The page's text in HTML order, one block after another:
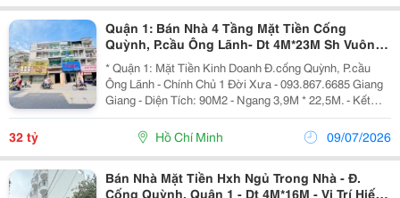
Quận 1: Bán Nhà 4 Tầng Mặt Tiền Cống
Quỳnh, P.cầu Ông Lãnh- Dt 4M*23M Sh Vuông
Đẹp- Ngay Vòng Xoay Phạm Ngũ Lão Phố Tây
Bùi Viện-
* Quận 1: Mặt Tiền Kinh Doanh Đ.cống Quỳnh, P.cầu
Ông Lãnh - Chính Chủ 1 Đời Xưa - 093.867.6685 Giang
Giang - Diện Tích: 90M2 - Ngang 3,9M * 22,5M. - Kết
Cấu: 4 Tầng - Sân Thượng. - Đang Sẵn Dòng Tiền Kinh
Doanh Đều - Vị Trí Trung Tâm Khan Hiếm...
32 tỷ Hồ Chí Minh 09/07/2026
Bán Nhà Mặt Tiền Hxh Ngủ Trong Nhà - Đ.
Cống Quỳnh, Quận 1 - Dt 4M*16M - Vị Trí Hiếm